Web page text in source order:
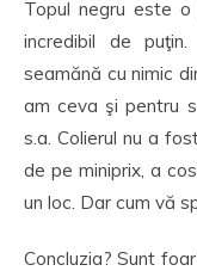
Topul negru este
incredibil de
seamănă cu nimic
am ceva şi pentru
s.a. Colierul nu a
de pe miniprix, a
un loc. Dar cum vă
Concluzia? Sunt